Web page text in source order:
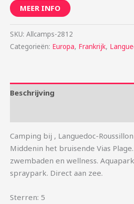
MEER INFO
SKU: Allcamps-2812
Categorieën: Europa, Frankrijk,
Beschrijving
Camping bij , Languedoc-
Middenin het bruisende Vias
zwembaden en wellness.
spraypark. Direct aan zee.
Sterren: 5